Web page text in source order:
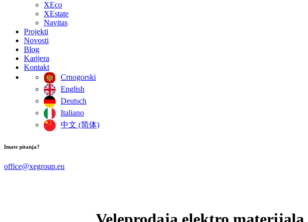
XEco
XEstate
Navitas
Projekti
Novosti
Blog
Karijera
Kontakt
Crnogorski
English
Deutsch
Italiano
中文 (简体)
Imate pitanja?
office@xegroup.eu